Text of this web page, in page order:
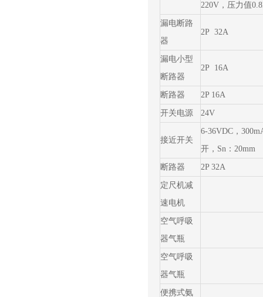
220V，压力值
漏电断路
器
2P 32A
漏电小型
断路器
2P 16A
断路器 2P 16A
开关电源 24V
接近开关
6-36VDC，
开，Sn：20mm
断路器 2P 32A
定尺机减
速电机
空气呼吸
器气瓶
空气呼吸
器气瓶
便携式氨